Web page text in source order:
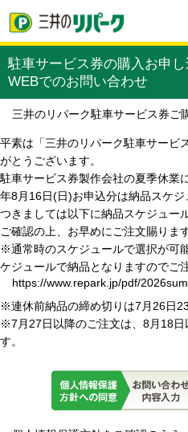
駐車サービス券の購入お申し
WEBでのお問い合わせ
三井のリパーク駐車サービス券
平素は「三井のリパーク駐車サービ
がとうございます。
駐車サービス券製作会社の夏季休業
年8月16日(日)お申込分は納品スケジ
つきましては以下に納品スケジュー
ご確認の上、お早めにご注文賜りま
※通常時のスケジュールで選択が可
ケジュールで納品となりますのでご
https://www.repark.jp/pdf/
※連休前納品の締め切りは7月26日
※7月27日以降のご注文は、8月18日
す。